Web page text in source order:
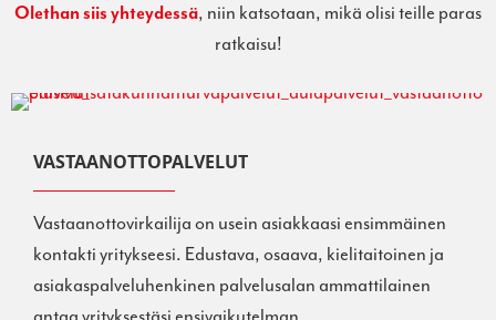
Olethan siis yhteydessä, niin katsotaan, mikä olisi teille paras
ratkaisu!
VASTAANOTTOPALVELUT
Vastaanottovirkailija on usein asiakkaasi ensimmäinen
kontakti yritykseesi. Edustava, osaava, kielitaitoinen ja
asiakaspalveluhenkinen palvelusalan ammattilainen